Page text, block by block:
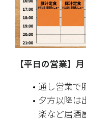
【平日の営業】
通し営業で
夕方以降は
楽など居酒